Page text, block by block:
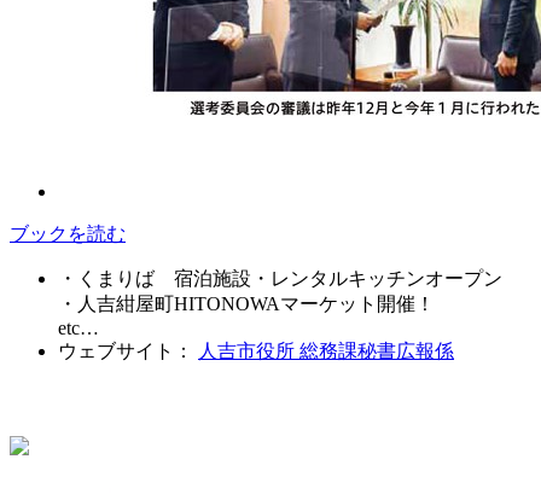
ブックを読む
・くまりば 宿泊施設・レンタルキッチンオープン
・人吉紺屋町HITONOWAマーケット開催！
etc…
ウェブサイト：
人吉市役所 総務課秘書広報係